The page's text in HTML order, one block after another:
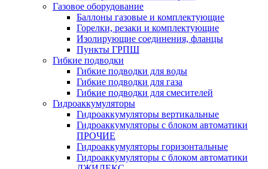
Газовое оборудование
Баллоны газовые и комплектующие
Горелки, резаки и комплектующие
Изолирующие соединения, фланцы
Пункты ГРПШ
Гибкие подводки
Гибкие подводки для воды
Гибкие подводки для газа
Гибкие подводки для смесителей
Гидроаккумуляторы
Гидроаккумуляторы вертикальные
Гидроаккумуляторы с блоком автоматики
ПРОЧИЕ
Гидроаккумуляторы горизонтальные
Гидроаккумуляторы с блоком автоматики